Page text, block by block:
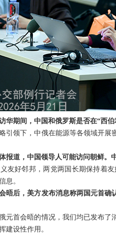
华期间，中国和俄罗斯是否在“西
引领下，中俄在能源等各领域开
报道，中国领导人可能访问朝鲜。
友好邻邦，两党两国长期保持着
息。
晤后，美方发布消息称两国元首
元首会晤的情况，我们均已发布
建设性作用。